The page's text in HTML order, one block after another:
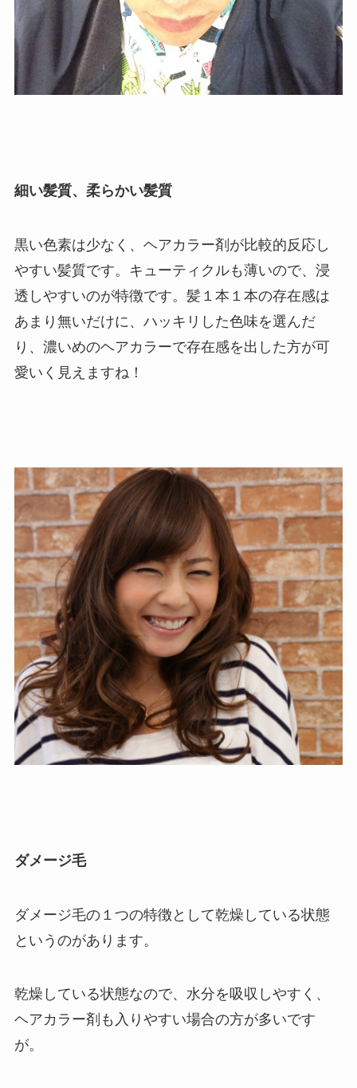
細い髪質、柔らかい髪質
黒い色素は少なく、ヘアカラー剤が比較的反応し
やすい髪質です。キューティクルも薄いので、浸
透しやすいのが特徴です。髪１本１本の存在感は
あまり無いだけに、ハッキリした色味を選んだ
り、濃いめのヘアカラーで存在感を出した方が可
愛いく見えますね！
ダメージ毛
ダメージ毛の１つの特徴として乾燥している状態
というのがあります。
乾燥している状態なので、水分を吸収しやすく、
ヘアカラー剤も入りやすい場合の方が多いです
が。